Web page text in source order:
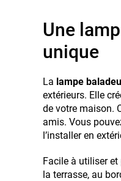
Une
unique
La lampe
extérieurs. Elle
de votre maison.
amis. Vous
l’installer en
Facile à utiliser
la terrasse, au